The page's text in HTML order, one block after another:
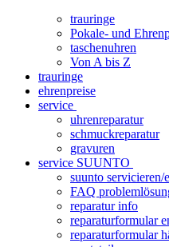
trauringe
Pokale- und
taschenuhren
Von A bis Z
trauringe
ehrenpreise
service
uhrenreparatur
schmuckreparatur
gravuren
service SUUNTO
suunto servicieren/
FAQ
reparatur info
reparaturformular
reparaturformular